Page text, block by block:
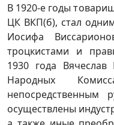
В 1920-е годы
ЦК ВКП(б), стал
Иосифа
троцкистами и
1930 года Вячеслав
Народных
непосредственным
осуществлены